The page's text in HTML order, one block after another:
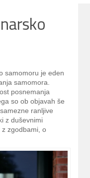
samomoru je eden
samomora.
posnemanja
so ob objavah še
ranljive
z duševnimi
z zgodbami, o